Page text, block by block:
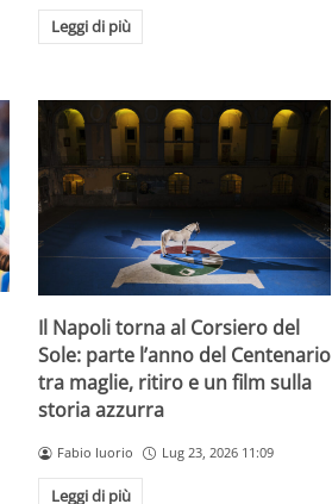
Leggi di più
Il Napoli torna al Corsiero del
Sole: parte l’anno del Centenario
tra maglie, ritiro e un film sulla
storia azzurra
Fabio Iuorio Lug 23, 2026 11:09
Leggi di più